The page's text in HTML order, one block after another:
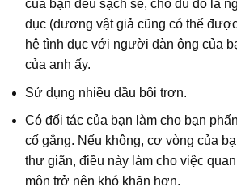
của bạn đều sạch sẽ, cho dù đó là
dục (dương vật giả cũng có thể
hệ tình dục với người đàn ông của
của anh ấy.
Sử dụng nhiều dầu bôi trơn.
Có đối tác của bạn làm cho bạn
cố gắng. Nếu không, cơ vòng của
thư giãn, điều này làm cho việc
môn trở nên khó khăn hơn.